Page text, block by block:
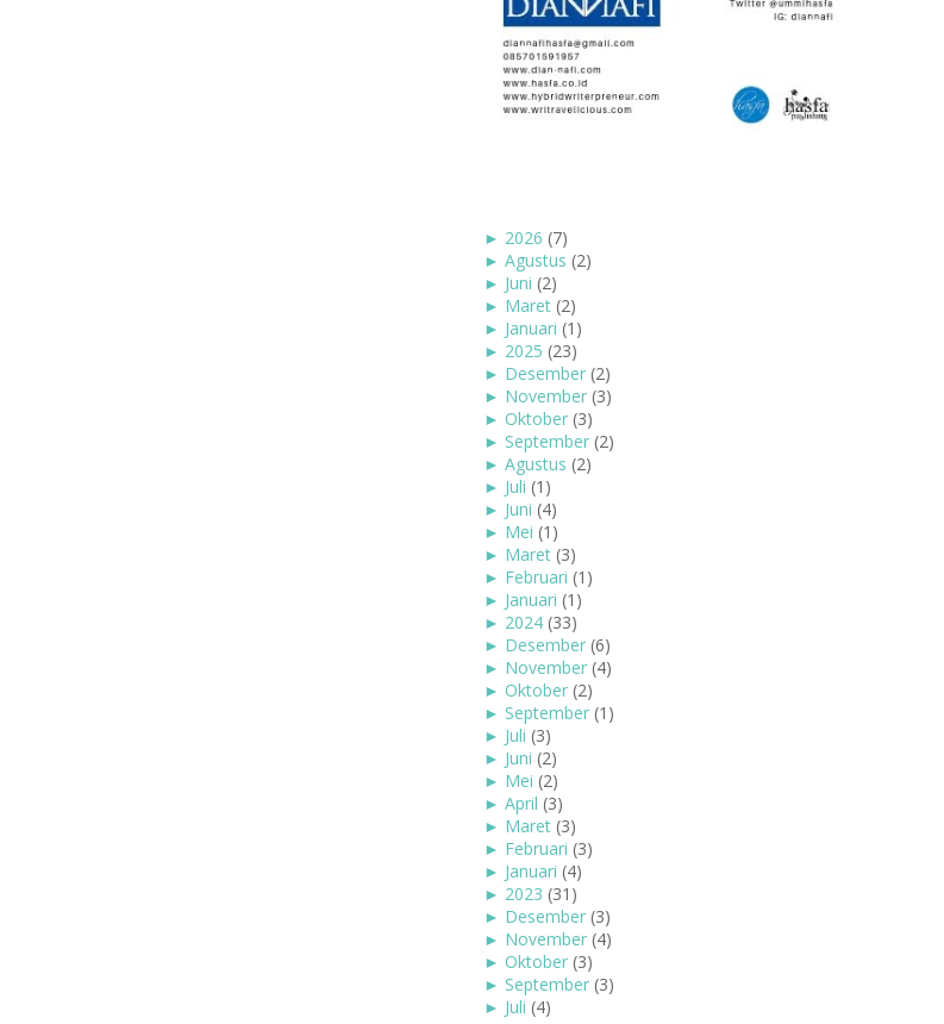
► 2026 (7)
► Agustus (2)
► Juni (2)
► Maret (2)
► Januari (1)
► 2025 (23)
► Desember (2)
► November (3)
► Oktober (3)
► September (2)
► Agustus (2)
► Juli (1)
► Juni (4)
► Mei (1)
► Maret (3)
► Februari (1)
► Januari (1)
► 2024 (33)
► Desember (6)
► November (4)
► Oktober (2)
► September (1)
► Juli (3)
► Juni (2)
► Mei (2)
► April (3)
► Maret (3)
► Februari (3)
► Januari (4)
► 2023 (31)
► Desember (3)
► November (4)
► Oktober (3)
► September (3)
► Juli (4)